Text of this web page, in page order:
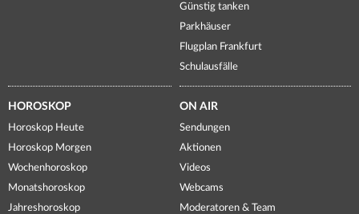
Günstig tanken
Parkhäuser
Flugplan Frankfurt
Schulausfälle
HOROSKOP
Horoskop Heute
Horoskop Morgen
Wochenhoroskop
Monatshoroskop
Jahreshoroskop
ON AIR
Sendungen
Aktionen
Videos
Webcams
Moderatoren & Team